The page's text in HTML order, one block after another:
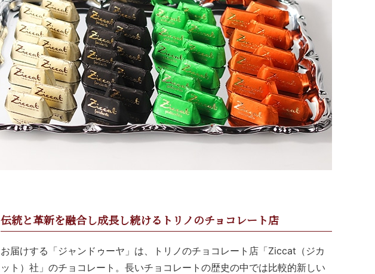
伝統と革新を融合し成長し続けるトリノのチョコレート店
お届けする「ジャンドゥーヤ」は、トリノのチョコレート店「Ziccat（ジカ
ット）社」のチョコレート。長いチョコレートの歴史の中では比較的新しい